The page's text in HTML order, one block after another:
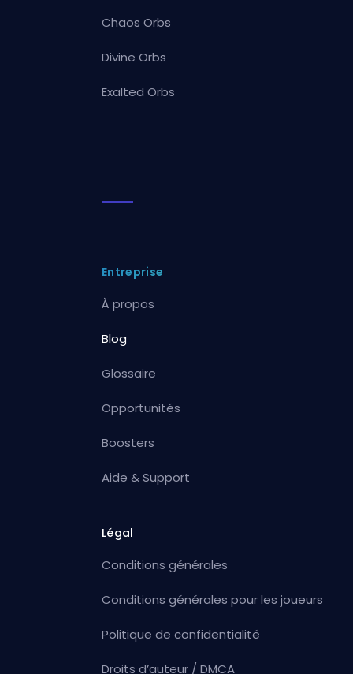
Chaos Orbs
Divine Orbs
Exalted Orbs
Entreprise
À propos
Blog
Glossaire
Opportunités
Boosters
Aide & Support
Légal
Conditions générales
Conditions générales pour les joueurs
Politique de confidentialité
Droits d’auteur / DMCA